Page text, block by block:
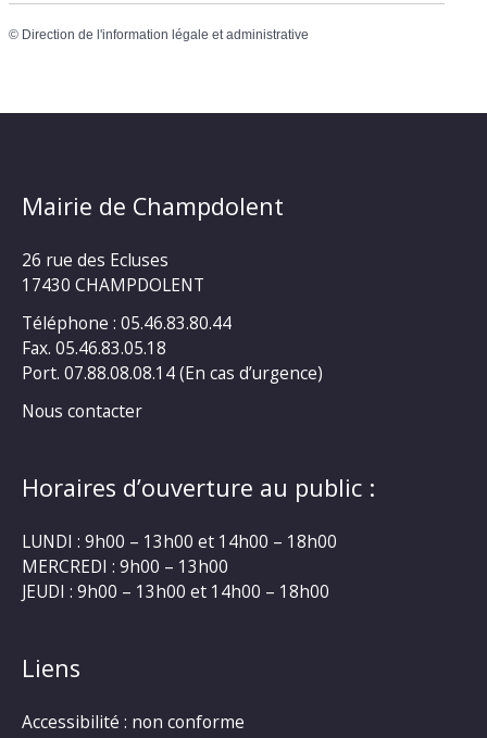
© Direction de l'information légale et administrative
Mairie de Champdolent
26 rue des Ecluses
17430 CHAMPDOLENT
Téléphone : 05.46.83.80.44
Fax. 05.46.83.05.18
Port. 07.88.08.08.14 (En cas d’urgence)
Nous contacter
Horaires d’ouverture au public :
LUNDI : 9h00 – 13h00 et 14h00 – 18h00
MERCREDI : 9h00 – 13h00
JEUDI : 9h00 – 13h00 et 14h00 – 18h00
Liens
Accessibilité : non conforme